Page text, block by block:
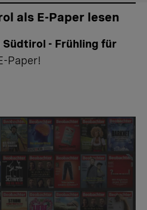
als E-Paper lesen
Südtirol - Frühling für
Paper!